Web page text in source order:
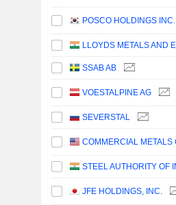
POSCO HOLDINGS INC.
SSAB AB
VOESTALPINE AG
SEVERSTAL
JFE HOLDINGS, INC.